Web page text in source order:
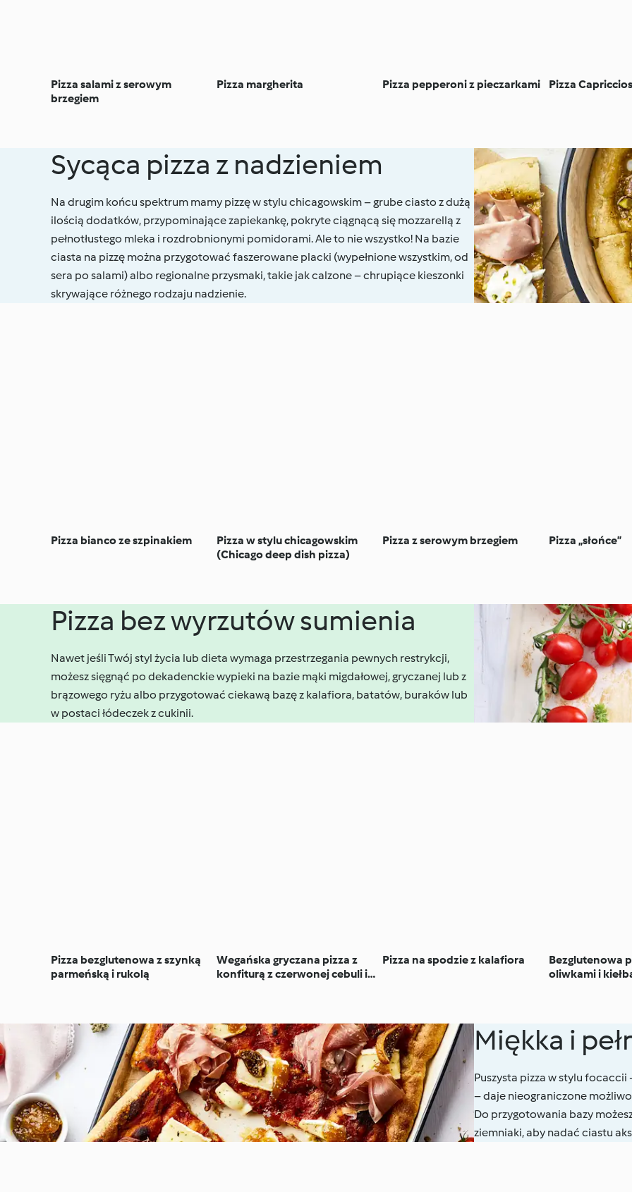
Pizza salami z serowym
brzegiem
Pizza margherita Pizza pepperoni z pieczarkami Pizza
Sycąca pizza z nadzieniem
Na drugim końcu spektrum mamy pizzę w stylu chicagowskim – grube ciasto z dużą
ilością dodatków, przypominające zapiekankę, pokryte ciągnącą się mozzarellą z
pełnotłustego mleka i rozdrobnionymi pomidorami. Ale to nie wszystko! Na bazie
ciasta na pizzę można przygotować faszerowane placki (wypełnione wszystkim, od
sera po salami) albo regionalne przysmaki, takie jak calzone – chrupiące kieszonki
skrywające różnego rodzaju nadzienie.
Pizza bianco ze szpinakiem
Pizza w stylu chicagowskim
(Chicago deep dish pizza)
Pizza z serowym brzegiem Pizza „słońce”
Pizza bez wyrzutów sumienia
Nawet jeśli Twój styl życia lub dieta wymaga przestrzegania pewnych restrykcji,
możesz sięgnąć po dekadenckie wypieki na bazie mąki migdałowej, gryczanej lub z
brązowego ryżu albo przygotować ciekawą bazę z kalafiora, batatów, buraków lub
w postaci łódeczek z cukinii.
Pizza bezglutenowa z szynką
parmeńską i rukolą
Wegańska gryczana pizza z
konfiturą z czerwonej cebuli i
Pizza na spodzie z kalafiora
Bezglutenowa
oliwkami i
Miękka i
Puszysta pizza w stylu
– daje nieograniczone
Do przygotowania bazy
ziemniaki, aby nadać ciastu